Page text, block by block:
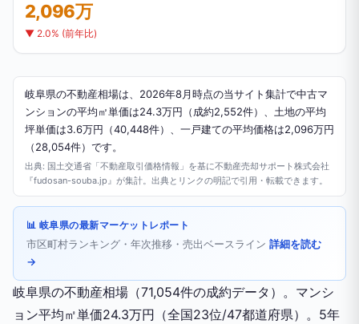
2,096万
▼ 2.0% (前年比)
岐阜県の不動産相場は、2026年8月時点の当サイト集計で中古マ
ンションの平均㎡単価は24.3万円（成約2,552件）、土地の平均
坪単価は3.6万円（40,448件）、一戸建ての平均価格は2,096万円
（28,054件）です。
出典: 国土交通省「不動産取引価格情報」を基に不動産売却サポート株式会社
『fudosan-souba.jp』が集計。出典とリンクの明記で引用・転載できます。
📊 岐阜県の最新マーケットレポート
市区町村ランキング・年次推移・売出ベースライン 詳細を読む
→
岐阜県の不動産相場（71,054件の成約データ）。マンシ
ョン平均㎡単価24.3万円（全国23位/47都道府県）。5年